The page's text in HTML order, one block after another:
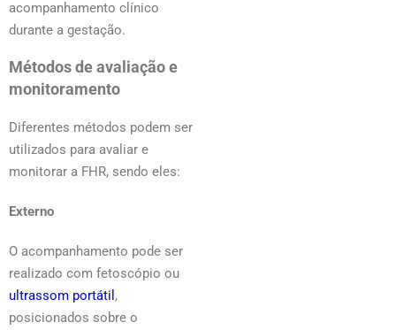
acompanhamento clínico
durante a gestação.
Métodos de avaliação e
monitoramento
Diferentes métodos podem ser
utilizados para avaliar e
monitorar a FHR, sendo eles:
Externo
O acompanhamento pode ser
realizado com fetoscópio ou
ultrassom portátil ,
posicionados sobre o